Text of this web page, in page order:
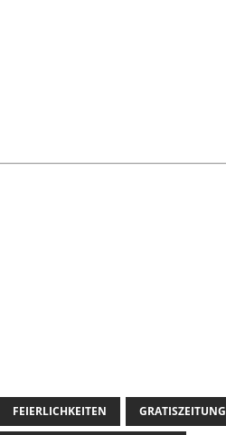
FEIERLICHKEITEN GRATISZEITUNG